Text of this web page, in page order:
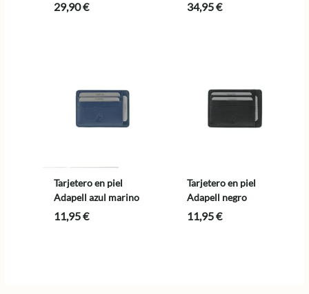
29,90€ 34,95€
Tarjetero en piel
Adapell azul marino
11,95€
Tarjetero en piel
Adapell negro
11,95€